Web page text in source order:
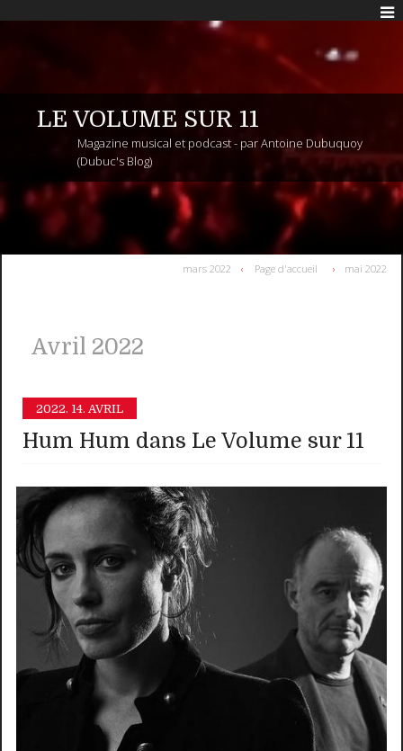
LE VOLUME SUR 11
Magazine musical et podcast - par Antoine Dubuquoy
(Dubuc's Blog)
mars 2022 Page d'accueil mai 2022
Avril 2022
2022. 14. AVRIL
Hum Hum dans Le Volume sur 11